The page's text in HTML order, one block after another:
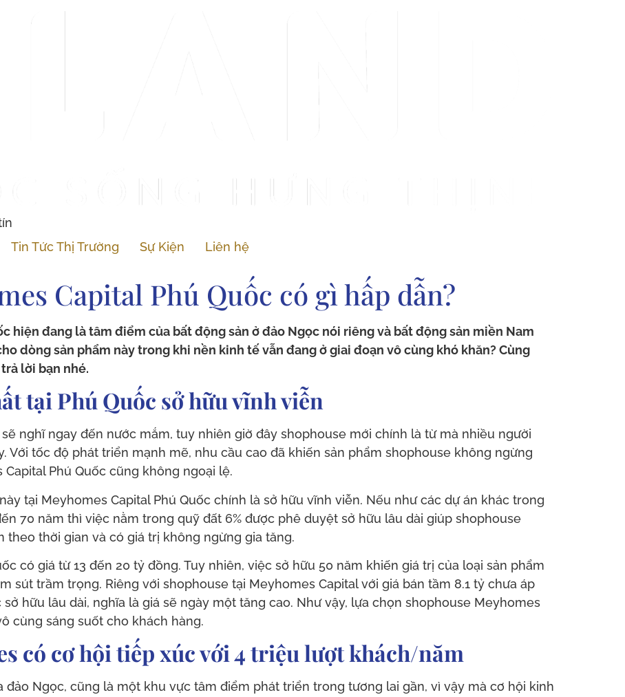
Tin Tức Thị Trường Sự Kiện Liên hệ
Capital Phú Quốc có gì hấp dẫn?
hiện đang là tâm điểm của bất động sản ở đảo Ngọc nói riêng và bất động sản miền Nam
dòng sản phẩm này trong khi nền kinh tế vẫn đang ở giai đoạn vô cùng khó khăn? Cùng
lời bạn nhé.
tại Phú Quốc sở hữu vĩnh viễn
nghĩ ngay đến nước mắm, tuy nhiên giờ đây shophouse mới chính là từ mà nhiều người
Với tốc độ phát triển mạnh mẽ, nhu cầu cao đã khiến sản phẩm shophouse không ngừng
Phú Quốc cũng không ngoại lệ.
tại Meyhomes Capital Phú Quốc chính là sở hữu vĩnh viễn. Nếu như các dự án khác trong
70 năm thì việc nằm trong quỹ đất 6% được phê duyệt sở hữu lâu dài giúp shophouse
theo thời gian và có giá trị không ngừng gia tăng.
có giá từ 13 đến 20 tỷ đồng. Tuy nhiên, việc sở hữu 50 năm khiến giá trị của loại sản phẩm
sút trầm trọng. Riêng với shophouse tại Meyhomes Capital với giá bán tầm 8.1 tỷ chưa áp
hữu lâu dài, nghĩa là giá sẽ ngày một tăng cao. Như vậy, lựa chọn shophouse Meyhomes
cùng sáng suốt cho khách hàng.
có cơ hội tiếp xúc với 4 triệu lượt khách/năm
đảo Ngọc, cũng là một khu vực tâm điểm phát triển trong tương lai gần, vì vậy mà cơ hội kinh